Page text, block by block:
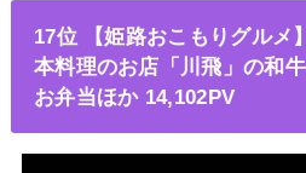
17位 【姫路おこもりグルメ
本料理のお店「川飛」の和
お弁当ほか 14,102PV